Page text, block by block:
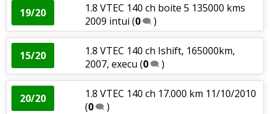
19/20
1.8 VTEC 140 ch boite 5 135000 kms
2009 intui (0 )
15/20
1.8 VTEC 140 ch Ishift, 165000km,
2007, execu (0 )
20/20
1.8 VTEC 140 ch 17.000 km 11/10/2010
(0 )